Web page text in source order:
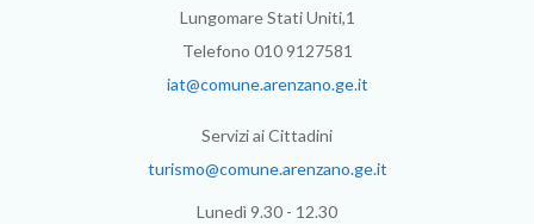
Lungomare Stati Uniti,1
Telefono 010 9127581
iat@comune.arenzano.ge.it
Servizi ai Cittadini
turismo@comune.arenzano.ge.it
Lunedì 9.30 - 12.30